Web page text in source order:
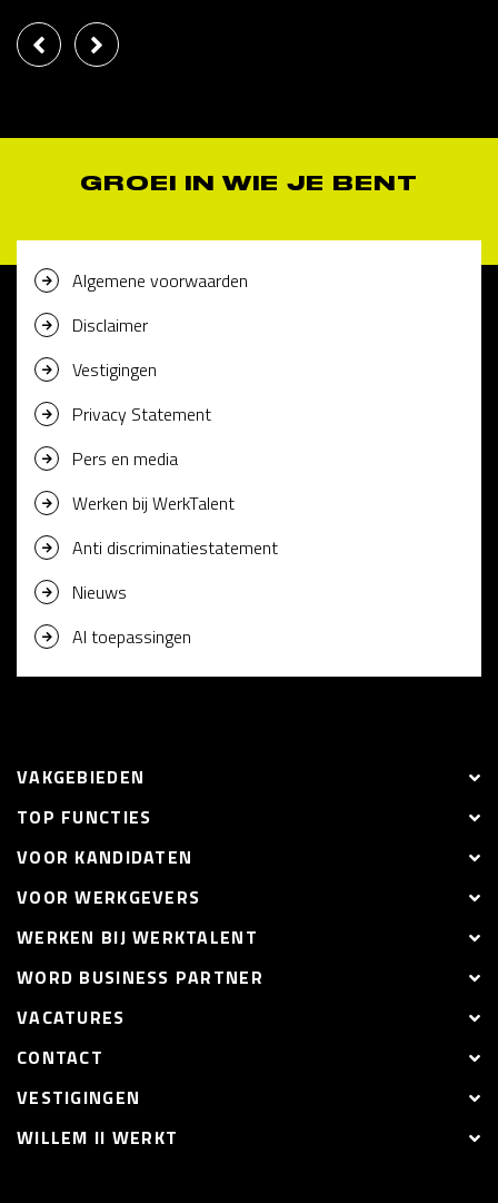
GROEI IN WIE JE BENT
Algemene voorwaarden
Disclaimer
Vestigingen
Privacy Statement
Pers en media
Werken bij WerkTalent
Anti discriminatiestatement
Nieuws
AI toepassingen
VAKGEBIEDEN
TOP FUNCTIES
VOOR KANDIDATEN
VOOR WERKGEVERS
WERKEN BIJ WERKTALENT
WORD BUSINESS PARTNER
VACATURES
CONTACT
VESTIGINGEN
WILLEM II WERKT